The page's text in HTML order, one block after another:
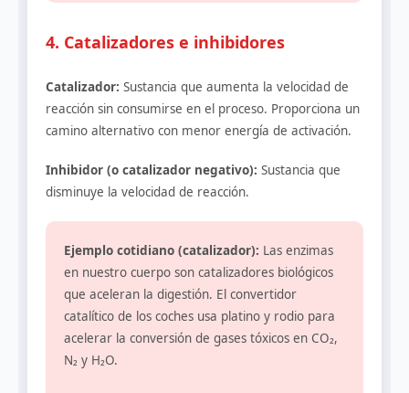
4. Catalizadores e inhibidores
Catalizador: Sustancia que aumenta la velocidad de
reacción sin consumirse en el proceso. Proporciona un
camino alternativo con menor energía de activación.
Inhibidor (o catalizador negativo): Sustancia que
disminuye la velocidad de reacción.
Ejemplo cotidiano (catalizador): Las enzimas
en nuestro cuerpo son catalizadores biológicos
que aceleran la digestión. El convertidor
catalítico de los coches usa platino y rodio para
acelerar la conversión de gases tóxicos en CO₂,
N₂ y H₂O.